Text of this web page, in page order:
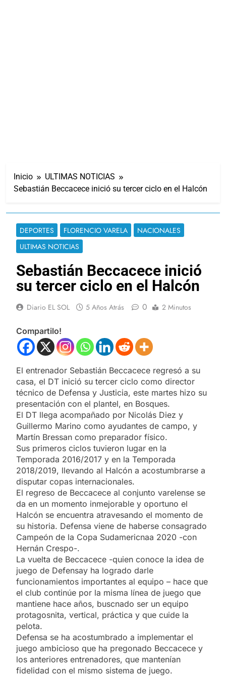
Inicio
ULTIMAS NOTICIAS
Sebastián Beccacece inició su tercer ciclo en el Halcón
DEPORTES FLORENCIO VARELA
NACIONALES
ULTIMAS NOTICIAS
Sebastián Beccacece inició
su tercer ciclo en el Halcón
Diario EL SOL 5 Años Atrás 0 2 Minutos
Compartilo!
El entrenador Sebastián Beccacece regresó a su
casa, el DT inició su tercer ciclo como director
técnico de Defensa y Justicia, este martes hizo su
presentación con el plantel, en Bosques.
El DT llega acompañado por Nicolás Diez y
Guillermo Marino como ayudantes de campo, y
Martín Bressan como preparador físico.
Sus primeros ciclos tuvieron lugar en la
Temporada 2016/2017 y en la Temporada
2018/2019, llevando al Halcón a acostumbrarse a
disputar copas internacionales.
El regreso de Beccacece al conjunto varelense se
da en un momento inmejorable y oportuno el
Halcón se encuentra atravesando el momento de
su historia. Defensa viene de haberse consagrado
Campeón de la Copa Sudamericnaa 2020 -con
Hernán Crespo-.
La vuelta de Beccacece -quien conoce la idea de
juego de Defensay ha logrado darle
funcionamientos importantes al equipo – hace que
el club continúe por la misma línea de juego que
mantiene hace años, buscnado ser un equipo
protagosnita, vertical, práctica y que cuide la
pelota.
Defensa se ha acostumbrado a implementar el
juego ambicioso que ha pregonado Beccacece y
los anteriores entrenadores, que mantenían
fidelidad con el mismo sistema de juego.